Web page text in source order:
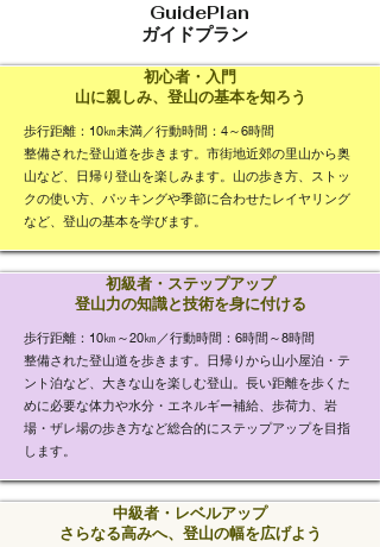
GuidePlan
ガイドプラン
初心者・入門
​山に親しみ、登山の基本を知ろう
歩行距離：10㎞未満／行動時間：4～6時間
整備された登山道を歩きます。市街地近郊の里山から奥
山など、日帰り登山を楽しみます。山の歩き方、ストッ
クの使い方、パッキングや季節に合わせたレイヤリング
など、登山の基本を学びます。
初級者・ステップアップ
​登山力の知識と技術を身に付ける
歩行距離：10㎞～20㎞／行動時間：6時間～8時間
整備された登山道を歩きます。日帰りから山小屋泊・テ
ント泊など、大きな山を楽しむ登山。長い距離を歩くた
めに必要な体力や水分・エネルギー補給、歩荷力、岩
場・ザレ場の歩き方など総合的にステップアップを目指
します。​
中級者・レベルアップ
​さらなる高みへ、登山の幅を広げよう